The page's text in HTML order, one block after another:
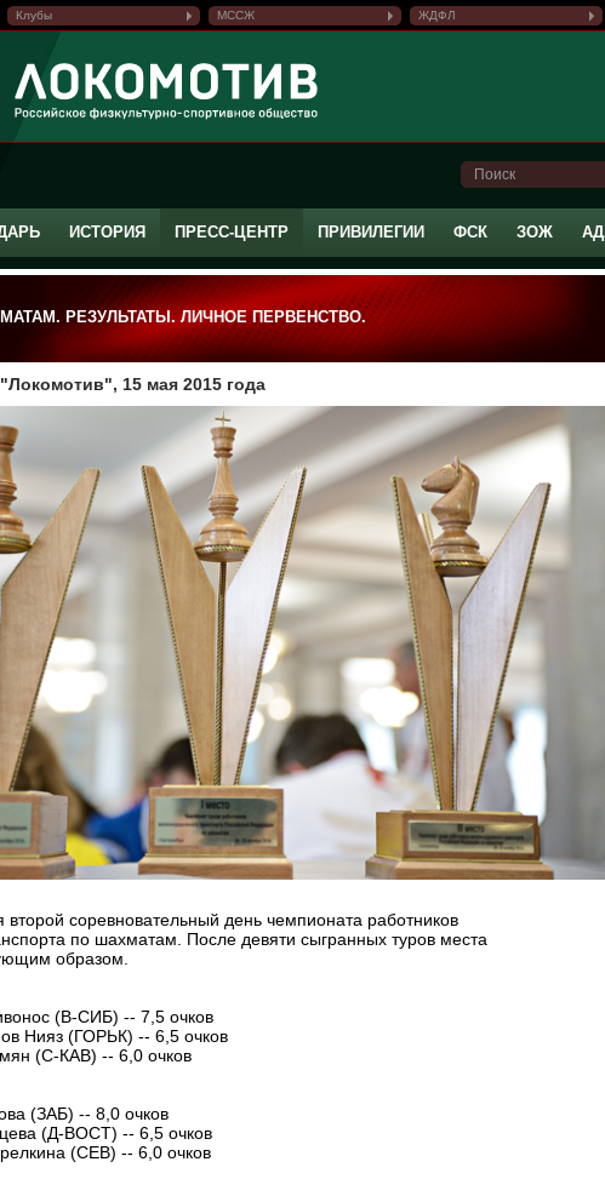
Клубы МССЖ ЖДФЛ
ИСТОРИЯ ПРЕСС-ЦЕНТР ПРИВИЛЕГИИ ФСК ЗОЖ
РЕЗУЛЬТАТЫ. ЛИЧНОЕ ПЕРВЕНСТВО.
15 мая 2015 года
второй соревновательный день чемпионата работников
по шахматам. После девяти сыгранных туров места
образом.
(В-СИБ) -- 7,5 очков
Нияз (ГОРЬК) -- 6,5 очков
(С-КАВ) -- 6,0 очков
(ЗАБ) -- 8,0 очков
(Д-ВОСТ) -- 6,5 очков
(СЕВ) -- 6,0 очков